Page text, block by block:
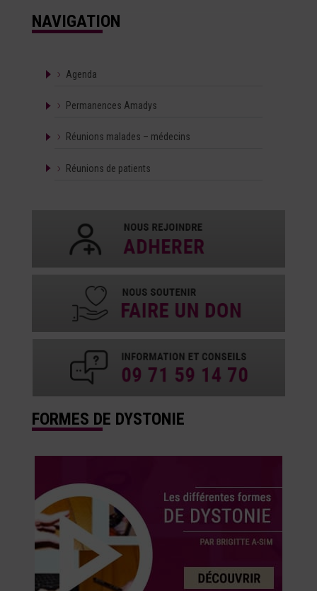
NAVIGATION
Agenda
Permanences Amadys
Réunions malades – médecins
Réunions de patients
FORMES DE DYSTONIE